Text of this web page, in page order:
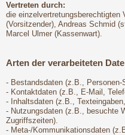
Vertreten durch:
die einzelvertretungsberechtigten
(Vorsitzender), Andreas Schmid
Marcel Ulmer (Kassenwart).
Arten der verarbeiteten
- Bestandsdaten (z.B., Personen-
- Kontaktdaten (z.B., E-Mail,
- Inhaltsdaten (z.B.,
- Nutzungsdaten (z.B., besuchte
Zugriffszeiten).
- Meta-/Kommunikationsdaten